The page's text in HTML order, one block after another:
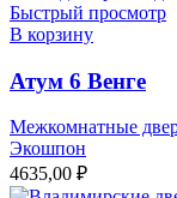
Быстрый просмотр
В корзину
Атум 6 Венге
Межкомнатные
Экошпон
4635,00 ₽